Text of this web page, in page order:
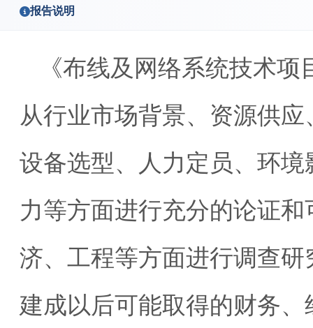
报告说明
《布线及网络系统技术
从行业市场背景、资源供
设备选型、人力定员、环
力等方面进行充分的论证
济、工程等方面进行调查
建成以后可能取得的财务